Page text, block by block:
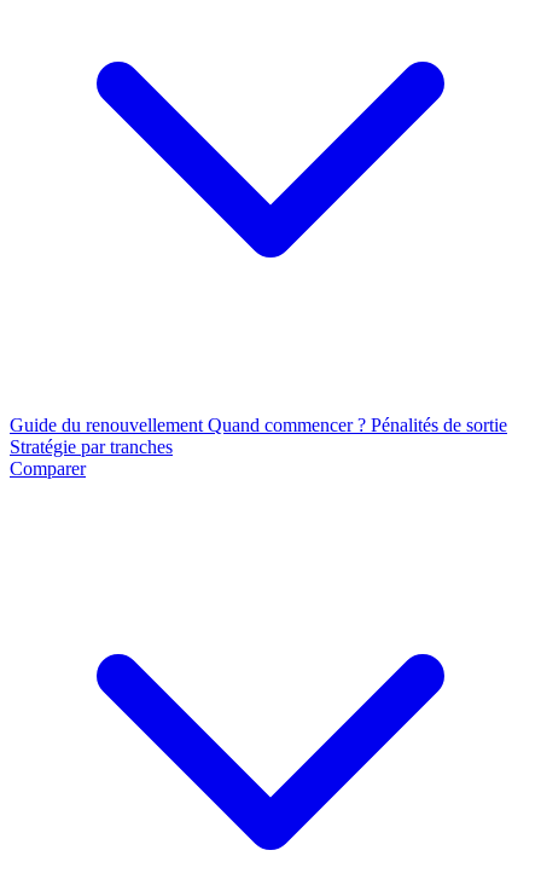
Guide du renouvellement Quand commencer ? Pénalités de sortie
Stratégie par tranches
Comparer